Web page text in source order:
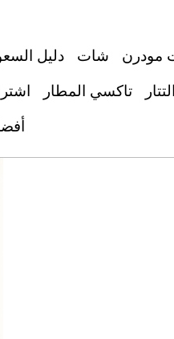
دليل شات
مودرن
تاكسي المطار